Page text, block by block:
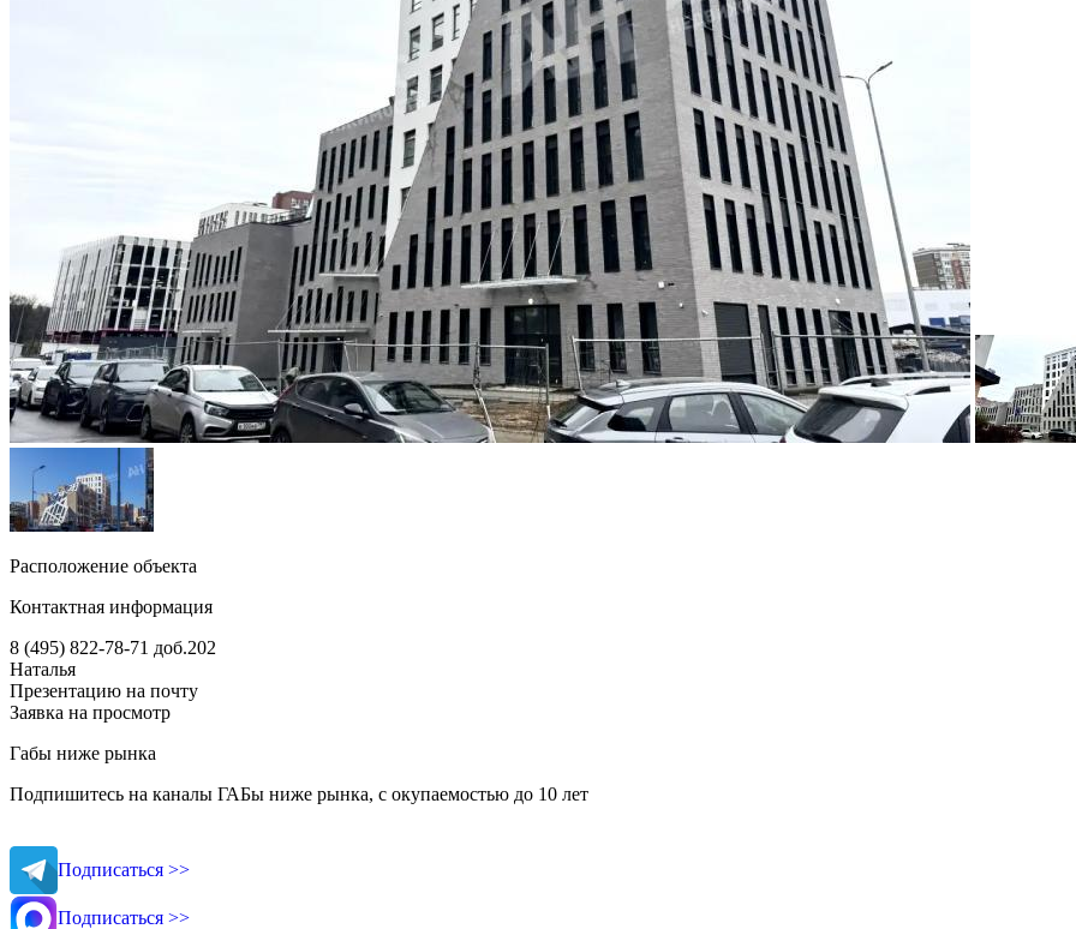
Расположение объекта
Контактная информация
8 (495) 822-78-71 доб.202
Наталья
Презентацию на почту
Заявка на просмотр
Габы ниже рынка
Подпишитесь на каналы ГАБы ниже рынка, с окупаемостью до 10 лет
Подписаться >>
Подписаться >>